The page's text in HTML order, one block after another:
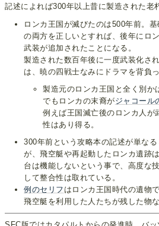
記述によれば300年以上昔に製造された老
ロンカ王国が滅びたのは500年前。
の両方を正しいとすれば、後年にロ
武装が追加されたことになる。
製造された数百年後に一度武装化さ
は、暁の四戦士なみにドラマを背負
製造元のロンカ王国と全く別か
でもロンカの末裔がジャコール
例えば王国滅亡後のロンカ人が
性はあり得る。
300年前という攻略本の記述が単な
が、飛空艇や再起動したロンカ遺跡
台は機能しないという事で、高度な
して整合性は取れている。
例のセリフ はロンカ王国時代の遺物
飛空艇を利用した人たちが残した物